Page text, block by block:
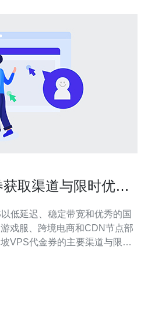
取渠道与限时优惠
低延迟、稳定带宽和优秀的国
戏服、跨境电商和CDN节点部
VPS代金券的主要渠道与限时